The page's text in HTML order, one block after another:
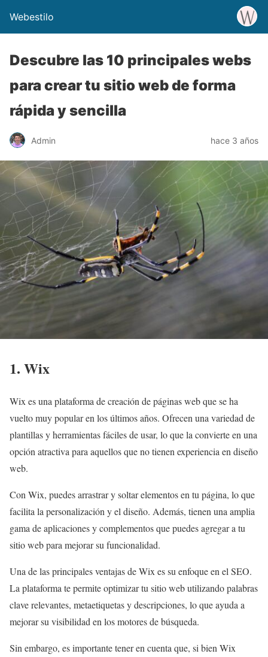
Webestilo
Descubre las 10 principales webs
para crear tu sitio web de forma
rápida y sencilla
Admin hace 3 años
1. Wix
Wix es una plataforma de creación de páginas web que se ha
vuelto muy popular en los últimos años. Ofrecen una variedad de
plantillas y herramientas fáciles de usar, lo que la convierte en una
opción atractiva para aquellos que no tienen experiencia en diseño
web.
Con Wix, puedes arrastrar y soltar elementos en tu página, lo que
facilita la personalización y el diseño. Además, tienen una amplia
gama de aplicaciones y complementos que puedes agregar a tu
sitio web para mejorar su funcionalidad.
Una de las principales ventajas de Wix es su enfoque en el SEO.
La plataforma te permite optimizar tu sitio web utilizando palabras
clave relevantes, metaetiquetas y descripciones, lo que ayuda a
mejorar su visibilidad en los motores de búsqueda.
Sin embargo, es importante tener en cuenta que, si bien Wix